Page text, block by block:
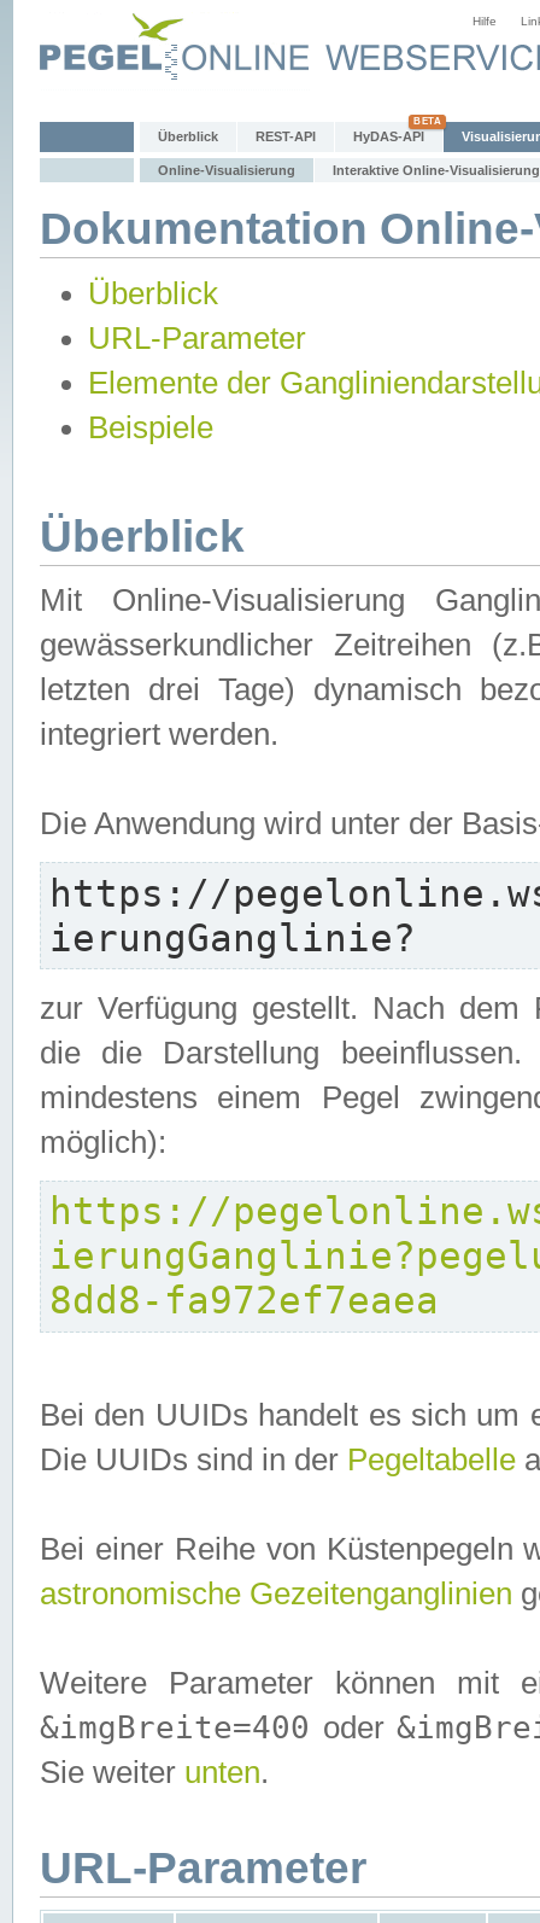
Hilfe
Überblick REST-API HyDAS-API
Online-Visualisierung Interaktive Online-Visualisierung
Dokumentation
Überblick
URL-Parameter
Elemente der
Beispiele
Überblick
Mit Online-Visualisierung
gewässerkundlicher Zeitreihen
letzten drei Tage) dynamisch
integriert werden.
Die Anwendung wird unter der
https://
ierungGanglinie?
zur Verfügung gestellt. Nach dem
die die Darstellung
mindestens einem Pegel
möglich):
https://
8dd8-fa972ef7eaea
Bei den UUIDs handelt es sich um
Die UUIDs sind in der Pegeltabelle
Bei einer Reihe von Küstenpegeln
astronomische Gezeitenganglinien
Weitere Parameter können mit
&imgBreite=400 oder
Sie weiter unten.
URL-Parameter